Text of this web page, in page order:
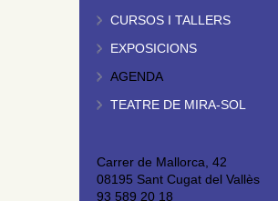
CURSOS I TALLERS
EXPOSICIONS
AGENDA
TEATRE DE MIRA-SOL
Carrer de Mallorca, 42
08195 Sant Cugat del Vallès
93 589 20 18